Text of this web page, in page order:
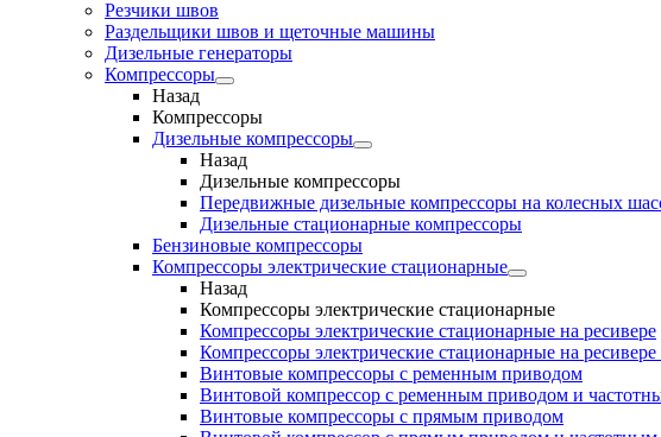
Резчики швов
Раздельщики швов и щеточные машины
Дизельные генераторы
Компрессоры
Назад
Компрессоры
Дизельные компрессоры
Назад
Дизельные компрессоры
Передвижные дизельные компрессоры на колесных
Дизельные стационарные компрессоры
Бензиновые компрессоры
Компрессоры электрические стационарные
Назад
Компрессоры электрические стационарные
Компрессоры электрические стационарные на ресивере
Компрессоры электрические стационарные на
Винтовые компрессоры с ременным приводом
Винтовой компрессор с ременным приводом и
Винтовые компрессоры с прямым приводом